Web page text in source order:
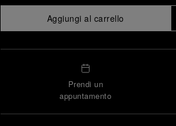
Aggiungi al carrello
Prendi un
appuntamento